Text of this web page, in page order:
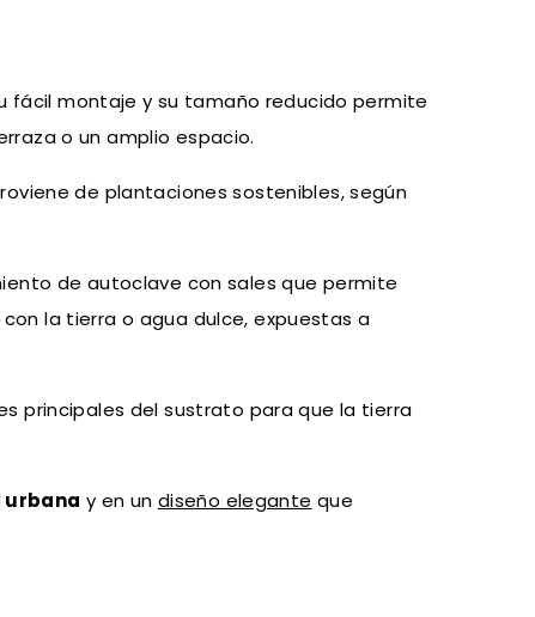
fácil montaje y su tamaño reducido permite
o un amplio espacio.
de plantaciones sostenibles, según
de autoclave con sales que permite
la tierra o agua dulce, expuestas a
principales del sustrato para que la tierra
urbana y en un diseño elegante que